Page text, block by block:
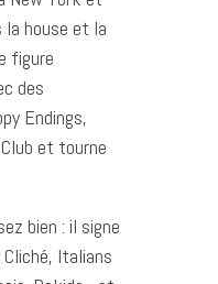
la house et la
figure
des
Endings,
et tourne
bien : il signe
Cliché, Italians